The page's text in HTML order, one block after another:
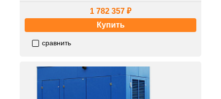
1 782 357 ₽
Купить
сравнить